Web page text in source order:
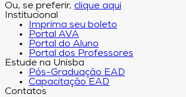
Ou, se preferir, clique aqui
Institucional
Imprima seu boleto
Portal AVA
Portal do Aluno
Portal dos Professores
Estude na Unisba
Pós-Graduação EAD
Capacitação EAD
Contatos